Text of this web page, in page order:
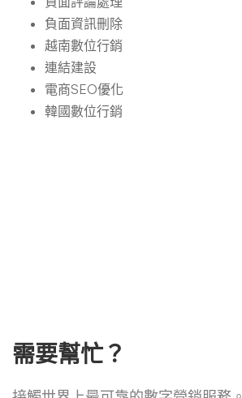
負面資訊刪除
越南數位行銷
連結建設
電商SEO優化
韓國數位行銷
需要幫忙？